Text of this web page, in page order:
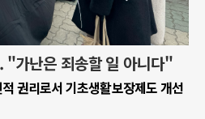
"가난은 죄송할 일 아니다"
권리로서 기초생활보장제도 개선